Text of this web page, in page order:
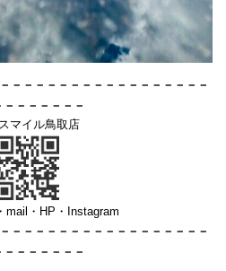
－－－－－－－－－－－－－－－－－
－－－－－－－
マイル鳥取店
mail・HP・Instagram
－－－－ －－－－－－－－－－－－－
－－－－－－－